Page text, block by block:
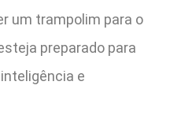
um trampolim para o
preparado para
e